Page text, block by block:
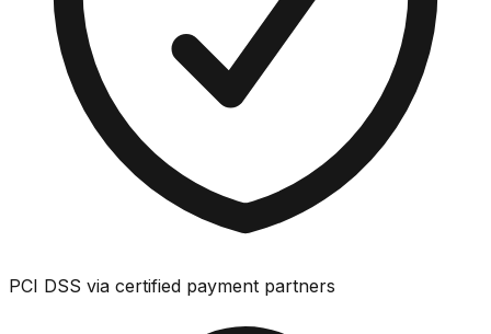
PCI DSS via certified payment partners